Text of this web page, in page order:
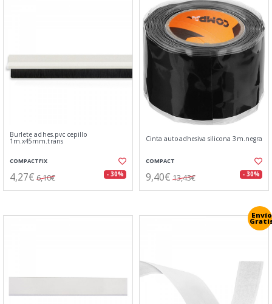
Burlete adhes.pvc cepillo
1m.x45mm.trans
COMPACTFIX
4,27€ 6,10€ - 30%
Cinta autoadhesiva silicona 3m.negra
COMPACT
9,40€ 13,43€ - 30%
Envío